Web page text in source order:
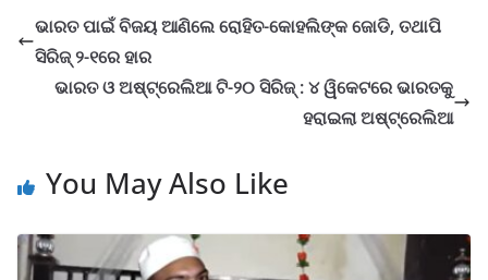
ଭାରତ ପାଇଁ ବିଜୟ ଆଣିଲେ ରୋହିତ-କୋହଲିଙ୍କ ଜୋଡି, ତଥାପି
ସିରିଜ୍ ୨-୧ରେ ହାର
ଭାରତ ଓ ଅଷ୍ଟ୍ରେଲିଆ ଟି-୨୦ ସିରିଜ୍‌ : ୪ ୱିକେଟରେ ଭାରତକୁ
ହରାଇଲା ଅଷ୍ଟ୍ରେଲିଆ
You May Also Like